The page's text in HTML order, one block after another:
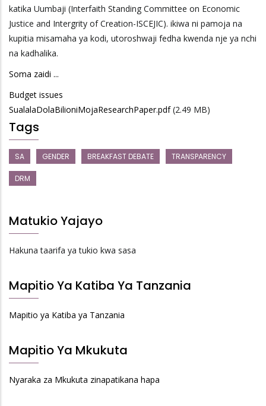
katika Uumbaji (Interfaith Standing Committee on Economic
Justice and Intergrity of Creation-ISCEJIC). ikiwa ni pamoja na
kupitia misamaha ya kodi, utoroshwaji fedha kwenda nje ya nchi
na kadhalika.
Soma zaidi ...
Budget issues
SualalaDolaBilioniMojaResearchPaper.pdf (2.49 MB)
Tags
SA GENDER BREAKFAST DEBATE TRANSPARENCY
DRM
Matukio Yajayo
Hakuna taarifa ya tukio kwa sasa
Mapitio Ya Katiba Ya Tanzania
Mapitio ya Katiba ya Tanzania
Mapitio Ya Mkukuta
Nyaraka za Mkukuta zinapatikana hapa